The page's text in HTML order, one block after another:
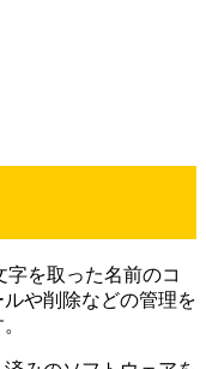
字を取った名前のコ
や削除などの管理を